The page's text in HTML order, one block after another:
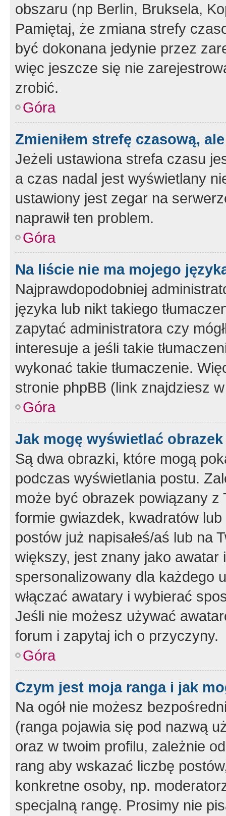
obszaru (np Berlin, Bruksela,
Pamiętaj, że zmiana strefy
być dokonana jedynie przez
więc jeszcze się nie
zrobić.
Góra
Zmieniłem strefę czasową,
Jeżeli ustawiona strefa czasu
a czas nadal jest wyświetlany
ustawiony jest zegar na
naprawił ten problem.
Góra
Na liście nie ma mojego
Najprawdopodobniej
języka lub nikt takiego
zapytać administratora czy
interesuje a jeśli takie
wykonać takie tłumaczenie.
stronie phpBB (link znajdziesz
Góra
Jak mogę wyświetlać
Są dwa obrazki, które mogą
podczas wyświetlania postu.
może być obrazek powiązany z
formie gwiazdek, kwadratów
postów już napisałeś/aś lub na
większy, jest znany jako
spersonalizowany dla każdego
włączać awatary i wybierać
Jeśli nie możesz używać
forum i zapytaj ich o przyczyny.
Góra
Czym jest moja ranga i jak
Na ogół nie możesz
(ranga pojawia się pod nazwą
oraz w twoim profilu, zależnie
rang aby wskazać liczbę
konkretne osoby, np.
specjalną rangę. Prosimy nie